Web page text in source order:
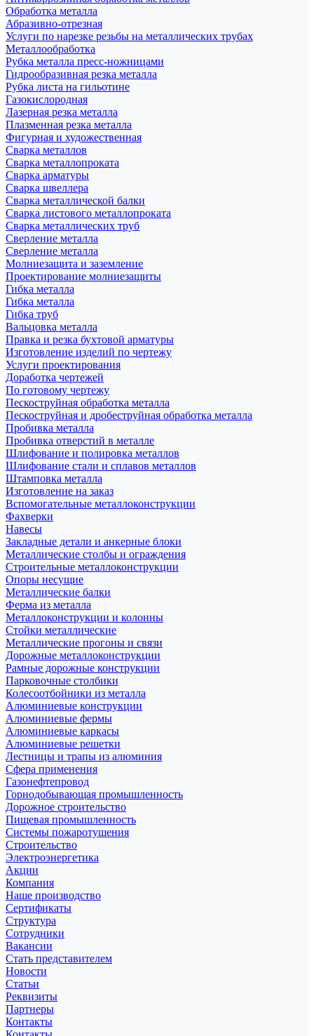
Обработка металла
Абразивно-отрезная
Услуги по нарезке резьбы на металлических трубах
Металлообработка
Рубка металла пресс-ножницами
Гидрообразивная резка металла
Рубка листа на гильотине
Газокислородная
Лазерная резка металла
Плазменная резка металла
Фигурная и художественная
Сварка металлов
Сварка металлопроката
Сварка арматуры
Сварка швеллера
Сварка металлической балки
Сварка листового металлопроката
Сварка металлических труб
Сверление металла
Сверление металла
Молниезащита и заземление
Проектирование молниезащиты
Гибка металла
Гибка металла
Гибка труб
Вальцовка металла
Правка и резка бухтовой арматуры
Изготовление изделий по чертежу
Услуги проектирования
Доработка чертежей
По готовому чертежу
Пескоструйная обработка металла
Пескоструйная и дробеструйная обработка металла
Пробивка металла
Пробивка отверстий в металле
Шлифование и полировка металлов
Шлифование стали и сплавов металлов
Штамповка металла
Изготовление на заказ
Вспомогательные металлоконструкции
Фахверки
Навесы
Закладные детали и анкерные блоки
Металлические столбы и ограждения
Строительные металлоконструкции
Опоры несущие
Металлические балки
Ферма из металла
Металлоконструкции и колонны
Стойки металлические
Металлические прогоны и связи
Дорожные металлоконструкции
Рамные дорожные конструкции
Парковочные столбики
Колесоотбойники из металла
Алюминиевые конструкции
Алюминиевые фермы
Алюминиевые каркасы
Алюминиевые решетки
Лестницы и трапы из алюминия
Сфера применения
Газонефтепровод
Горнодобывающая промышленность
Дорожное строительство
Пищевая промышленность
Системы пожаротушения
Строительство
Электроэнергетика
Акции
Компания
Наше производство
Сертификаты
Структура
Сотрудники
Вакансии
Стать представителем
Новости
Статьи
Реквизиты
Партнеры
Контакты